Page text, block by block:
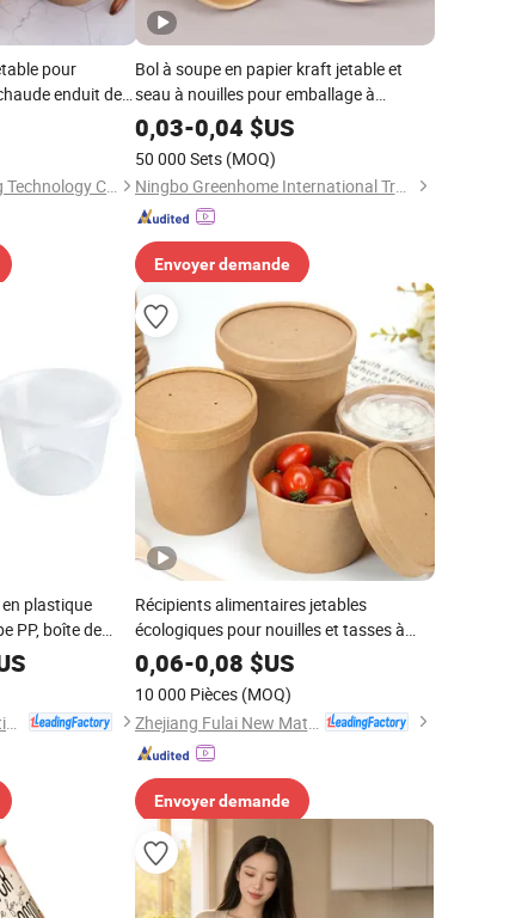
pour
enduit de
de nouilles
Hefei Baide Packaging Technology Co., Ltd.
Bol à soupe en papier kraft jetable et
seau à nouilles pour emballage à
emporter
0,03-0,04 $US
50 000 Sets (MOQ)
Ningbo Greenhome International Trade Co., Ltd.
Envoyer demande
plastique
PP, boîte de
rond jetable
des
Récipients alimentaires jetables
écologiques pour nouilles et tasses à
soupe chaude
0,06-0,08 $US
10 000 Pièces (MOQ)
Envoyer demande